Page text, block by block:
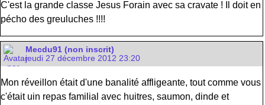
C'est la grande classe Jesus Forain avec sa cravate ! Il doit en
pécho des greuluches !!!!
Mecdu91 (non inscrit)
jeudi 27 décembre 2012 23:20
Mon réveillon était d'une banalité affligeante, tout comme vous
c'était uin repas familial avec huitres, saumon, dinde et